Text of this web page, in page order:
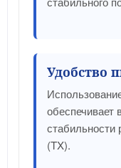
Удобство
обеспечивает
(TX).